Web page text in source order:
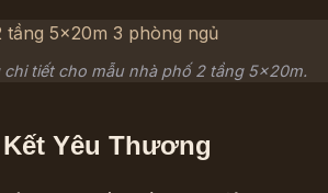
tiết cho mẫu nhà phố 2 tầng 5x20m.
Yêu Thương